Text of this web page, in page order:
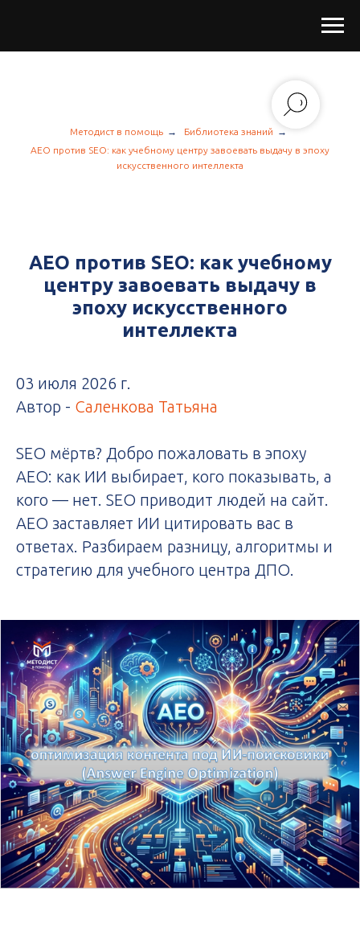
Методист в помощь → Библиотека знаний
→
AEO против SEO: как учебному центру завоевать выдачу в эпоху
искусственного интеллекта
AEO против SEO: как учебному
центру завоевать выдачу в
эпоху искусственного
интеллекта
03 июля 2026 г.
Автор - Саленкова Татьяна
SEO мёртв? Добро пожаловать в эпоху
AEO: как ИИ выбирает, кого показывать, а
кого — нет. SEO приводит людей на сайт.
AEO заставляет ИИ цитировать вас в
ответах. Разбираем разницу, алгоритмы и
стратегию для учебного центра ДПО.